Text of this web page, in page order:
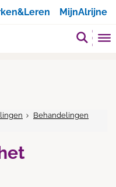
MijnAlrijne
Behandelingen